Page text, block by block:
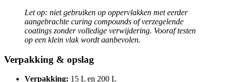
Let op: niet gebruiken op oppervlakken met eerder
aangebrachte curing compounds of verzegelende
coatings zonder volledige verwijdering. Vooraf testen
op een klein vlak wordt aanbevolen.
Verpakking & opslag
Verpakking: 15 L en 200 L